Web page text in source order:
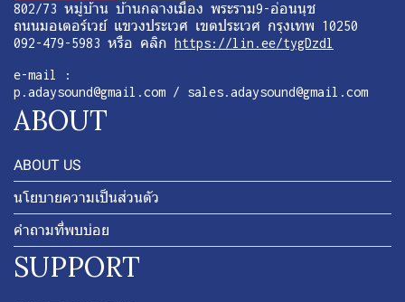
802/73 หมู่บ้าน บ้านกลางเมือง พระราม9-อ่อนนุช
ถนนมอเตอร์เวย์ แขวงประเวศ เขตประเวศ กรุงเทพ 10250
092-479-5983 หรือ คลิก https://lin.ee/tygDzdl
e-mail :
p.adaysound@gmail.com / sales.adaysound@gmail.com
ABOUT
ABOUT US
นโยบายความเป็นส่วนตัว
คำถามที่พบบ่อย
SUPPORT